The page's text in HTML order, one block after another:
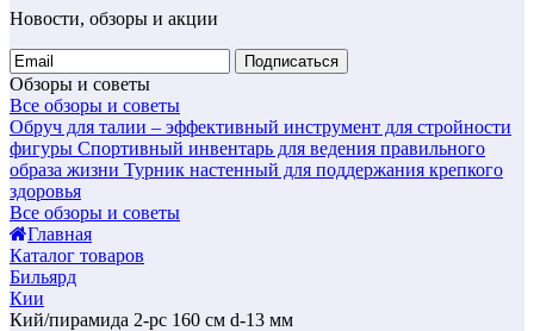
Новости, обзоры и акции
Подписаться
Обзоры и советы
Все обзоры и советы
Обруч для талии – эффективный инструмент для стройности
фигуры Спортивный инвентарь для ведения правильного
образа жизни Турник настенный для поддержания крепкого
здоровья
Все обзоры и советы
Главная
Каталог товаров
Бильярд
Кии
Кий/пирамида 2-pc 160 см d-13 мм